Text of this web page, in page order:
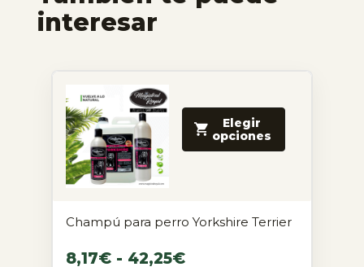
interesar
Elegir
opciones
Champú para perro Yorkshire Terrier
8,17€ - 42,25€